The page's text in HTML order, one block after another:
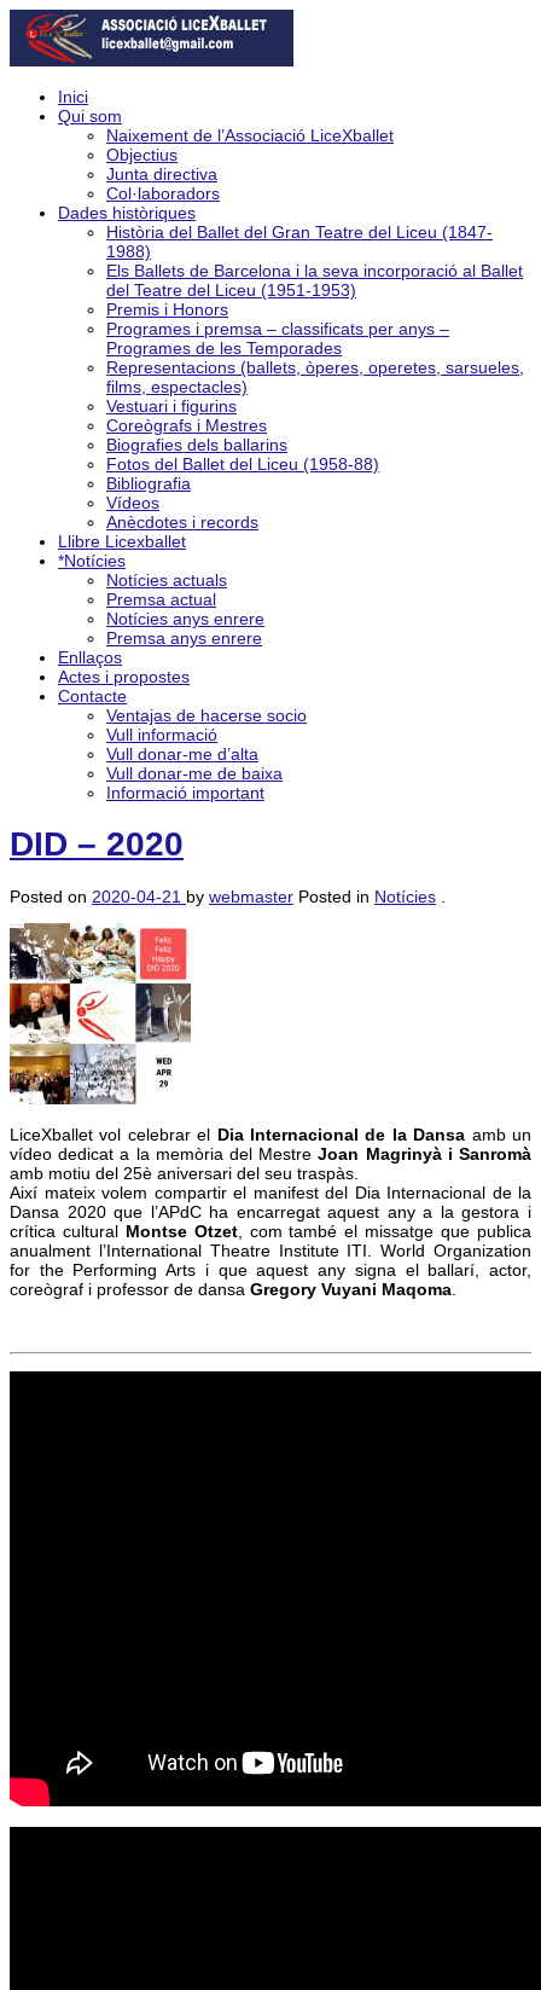
Inici
Qui som
Naixement de l’Associació LiceXballet
Objectius
Junta directiva
Col·laboradors
Dades històriques
Història del Ballet del Gran Teatre del Liceu (1847-
1988)
Els Ballets de Barcelona i la seva incorporació al Ballet
del Teatre del Liceu (1951-1953)
Premis i Honors
Programes i premsa – classificats per anys –
Programes de les Temporades
Representacions (ballets, òperes, operetes, sarsueles,
films, espectacles)
Vestuari i figurins
Coreògrafs i Mestres
Biografies dels ballarins
Fotos del Ballet del Liceu (1958-88)
Bibliografia
Vídeos
Anècdotes i records
Llibre Licexballet
*Notícies
Notícies actuals
Premsa actual
Notícies anys enrere
Premsa anys enrere
Enllaços
Actes i propostes
Contacte
Ventajas de hacerse socio
Vull informació
Vull donar-me d’alta
Vull donar-me de baixa
Informació important
DID – 2020
Posted on 2020-04-21 by webmaster Posted in Notícies
LiceXballet vol celebrar el Dia Internacional de la Dansa amb un
vídeo dedicat a la memòria del MestreJoan Magrinyà i Sanromà
amb motiu del 25è aniversari del seu traspàs.
Així mateix volem compartir el manifest del Dia Internacional de la
Dansa 2020 que l’APdC ha encarregat aquest any a la gestora i
crítica cultural Montse Otzet, com també el missatge que publica
anualment l’International Theatre Institute ITI. World Organization
for the Performing Arts i que aquest any signa el ballarí, actor,
coreògraf i professor de dansa Gregory Vuyani Maqoma